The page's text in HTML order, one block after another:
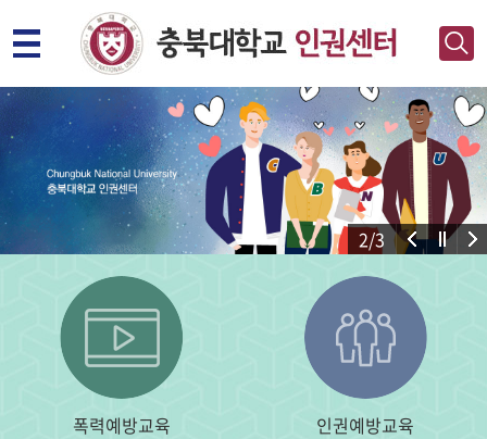
2/3
폭력예방교육 인권예방교육